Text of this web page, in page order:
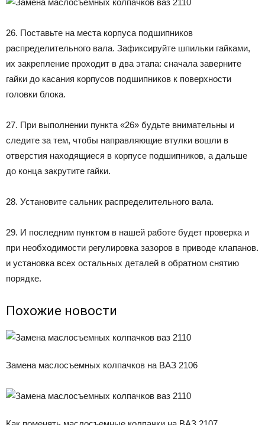
26. Поставьте на места корпуса подшипников
распределительного вала. Зафиксируйте шпильки гайками,
их закрепление проходит в два этапа: сначала заверните
гайки до касания корпусов подшипников к поверхности
головки блока.
27. При выполнении пункта «26» будьте внимательны и
следите за тем, чтобы направляющие втулки вошли в
отверстия находящиеся в корпусе подшипников, а дальше
до конца закрутите гайки.
28. Установите сальник распределительного вала.
29. И последним пунктом в нашей работе будет проверка и
при необходимости регулировка зазоров в приводе клапанов.
и установка всех остальных деталей в обратном снятию
порядке.
Похожие новости
Замена маслосъемных колпачков на ВАЗ 2106